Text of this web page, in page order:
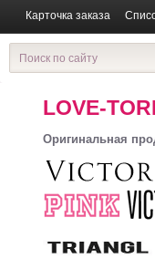
Карточка заказа
LOVE-
Оригинальная